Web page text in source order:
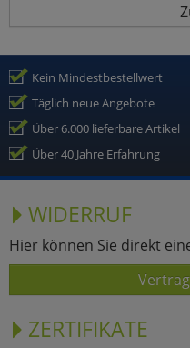
Kein Mindestbestellwert
Täglich neue Angebote
Über 6.000 lieferbare Artikel
Über 40 Jahre Erfahrung
WIDERRUF
Hier können Sie direkt
ZERTIFIKATE